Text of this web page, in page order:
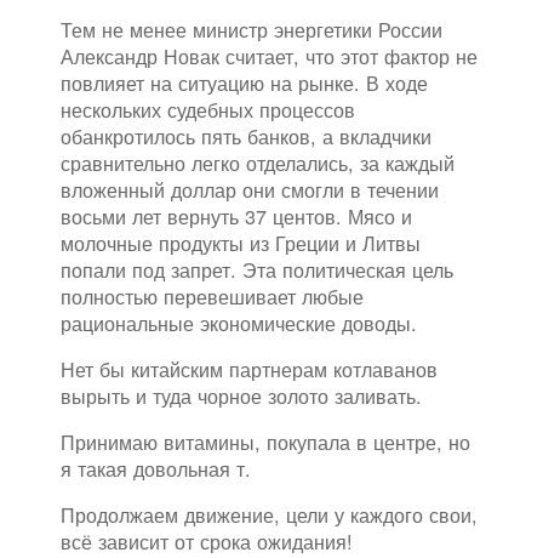
Тем не менее министр энергетики России
Александр Новак считает, что этот фактор не
повлияет на ситуацию на рынке. В ходе
нескольких судебных процессов
обанкротилось пять банков, а вкладчики
сравнительно легко отделались, за каждый
вложенный доллар они смогли в течении
восьми лет вернуть 37 центов. Мясо и
молочные продукты из Греции и Литвы
попали под запрет. Эта политическая цель
полностью перевешивает любые
рациональные экономические доводы.
Нет бы китайским партнерам котлаванов
вырыть и туда чорное золото заливать.
Принимаю витамины, покупала в центре, но
я такая довольная т.
Продолжаем движение, цели у каждого свои,
всё зависит от срока ожидания!